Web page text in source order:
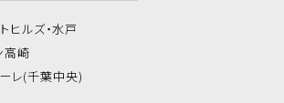
ヒルズ・水戸
高崎
レ(千葉中央)